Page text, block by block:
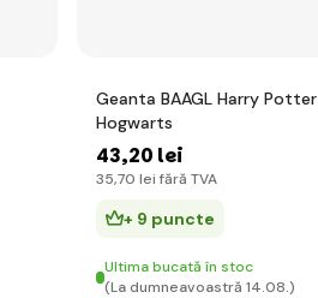
Geanta BAAGL Harry Potter
Hogwarts
43,20 lei
35,70 lei fără TVA
+ 9 puncte
Ultima bucată în stoc
(La dumneavoastră 14.08.)